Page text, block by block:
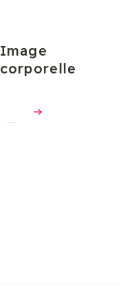
Image
corporelle